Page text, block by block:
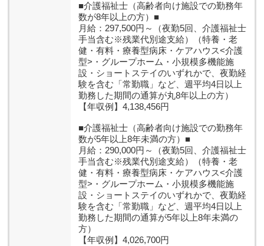
■介護福祉士（高齢者向け施設での勤務年
数が8年以上の方）■
月給：297,500円～（夜勤5回、介護福祉士
手当含む※残業代別途支給）（特養・老
健・有料・療養型病床・ケアハウス<介護
型>・グループホーム・小規模多機能施
設・ショートステイのいずれかで、夜勤経
験を含む「常勤職」など、週平均4日以上
勤務した期間の通算が丸8年以上の方）
【年収例】4,138,456円
■介護福祉士（高齢者向け施設での勤務年
数が5年以上8年未満の方）■
月給：290,000円～（夜勤5回、介護福祉士
手当含む※残業代別途支給）（特養・老
健・有料・療養型病床・ケアハウス<介護
型>・グループホーム・小規模多機能施
設・ショートステイのいずれかで、夜勤経
験を含む「常勤職」など、週平均4日以上
勤務した期間の通算が5年以上8年未満の
方）
【年収例】4,026,700円